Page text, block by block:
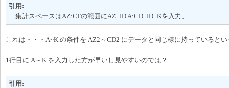
引用:
集計スペースはAZ:CFの範囲にAZ_ID A:CD_ID_Kを入力、
これは・・・A~K の条件を AZ2～CD2 にデータと同じ様に持っていると
1行目に A～K を入力した方が早いし見やすいのでは？
引用: